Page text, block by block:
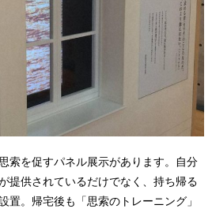
索を促すパネル展示があります。自分
提供されているだけでなく、持ち帰る
置。帰宅後も「思索のトレーニング」